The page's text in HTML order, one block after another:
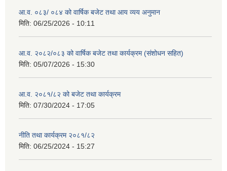
आ.व. ०८३/ ०८४ को वार्षिक बजेट तथा आय व्यय अनुमान
मिति: 06/25/2026 - 10:11
आ.व. २०८२/०८३ को वार्षिक बजेट तथा कार्यक्रम (संशोधन सहित)
मिति: 05/07/2026 - 15:30
आ.व. २०८१/८२ को बजेट तथा कार्यक्रम
मिति: 07/30/2024 - 17:05
नीति तथा कार्यक्रम २०८१/८२
मिति: 06/25/2024 - 15:27